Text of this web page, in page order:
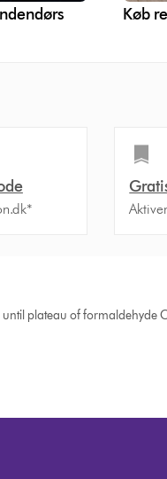
Køb
plateau of formaldehyde